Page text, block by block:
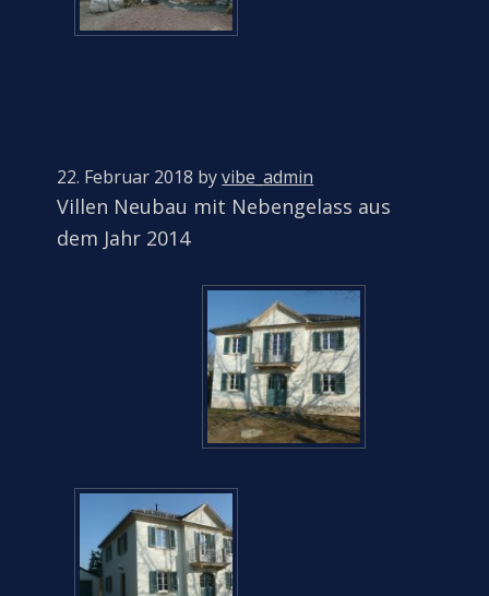
22. Februar 2018 byvibe_admin
Villen Neubau mit Nebengelass aus
dem Jahr 2014